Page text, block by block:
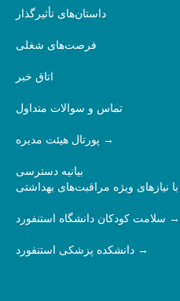
داستان‌های تأثیرگذار
فرصت‌های شغلی
اتاق خبر
تماس و سوالات متداول
پورتال هیئت مدیره
بیانیه دسترسی
نیازهای ویژه مراقبت‌های بهداشتی
سلامت کودکان دانشگاه استنفورد
دانشکده پزشکی استنفورد